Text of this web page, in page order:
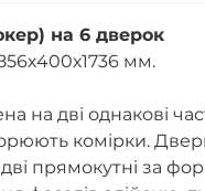
на 6 дверок
мм.
на дві однакові
комірки.
прямокутні за